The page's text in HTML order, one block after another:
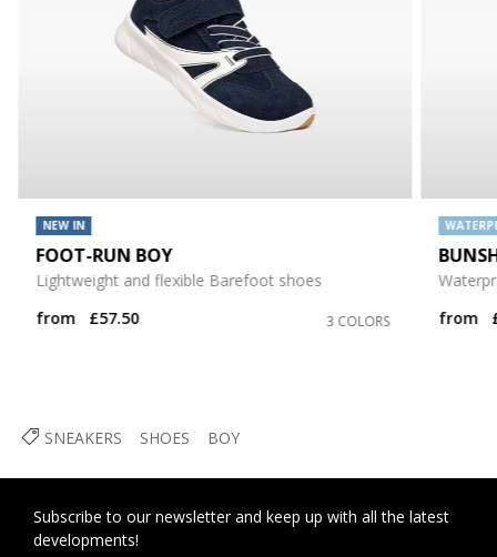
SNEAKERS SHOES BOY
NEW IN
FOOT-RUN BOY
Lightweight and flexible Barefoot shoes
from
£57.50 3 COLORS
from
Subscribe to our newsletter and keep up with all the latest
developments!